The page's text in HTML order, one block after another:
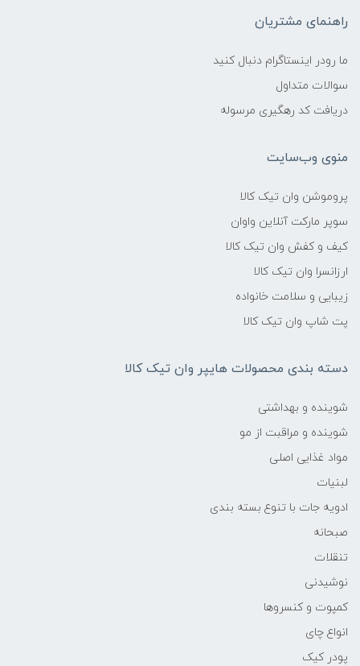
راهنمای مشتریان
ما رودر اینستاگرام دنبال کنید
سوالات متداول
دریافت کد رهگیری مرسوله
منوی وب‌سایت
پروموشن وان تیک کالا
سوپر مارکت آنلاین واوان
کیف و کفش وان تیک کالا
ارزانسرا وان تیک کالا
زیبایی و سلامت خانواده
پت شاپ وان تیک کالا
دسته بندی محصولات هایپر وان تیک کالا
شوینده و بهداشتی
شوینده و مراقبت از مو
مواد غذایی اصلی
لبنیات
ادویه جات با تنوع بسته بندی
صبحانه
تنقلات
نوشیدنی
کمپوت و کنسروها
انواع چای
پودر کیک